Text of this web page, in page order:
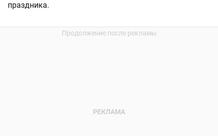
праздника.